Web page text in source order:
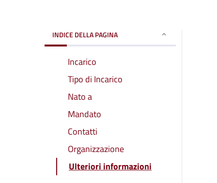
INDICE DELLA PAGINA
Incarico
Tipo di Incarico
Nato a
Mandato
Contatti
Organizzazione
Ulteriori informazioni